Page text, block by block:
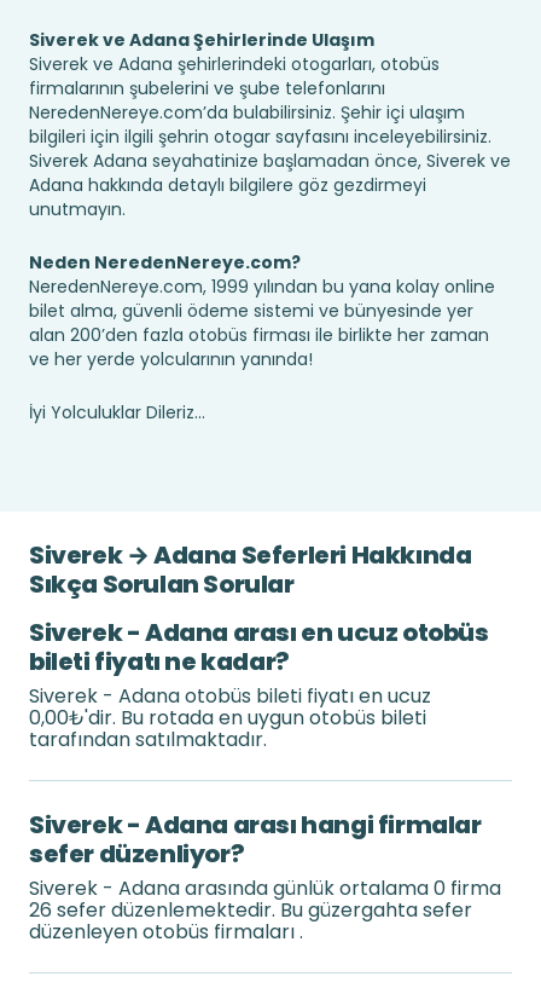
Siverek ve Adana Şehirlerinde Ulaşım
Siverek ve Adana şehirlerindeki otogarları, otobüs
firmalarının şubelerini ve şube telefonlarını
NeredenNereye.com’da bulabilirsiniz. Şehir içi ulaşım
bilgileri için ilgili şehrin otogar sayfasını inceleyebilirsiniz.
Siverek Adana seyahatinize başlamadan önce, Siverek ve
Adana hakkında detaylı bilgilere göz gezdirmeyi
unutmayın.
Neden NeredenNereye.com?
NeredenNereye.com, 1999 yılından bu yana kolay online
bilet alma, güvenli ödeme sistemi ve bünyesinde yer
alan 200’den fazla otobüs firması ile birlikte her zaman
ve her yerde yolcularının yanında!
İyi Yolculuklar Dileriz...
Siverek → Adana Seferleri Hakkında
Sıkça Sorulan Sorular
Siverek - Adana arası en ucuz otobüs
bileti fiyatı ne kadar?
Siverek - Adana otobüs bileti fiyatı en ucuz
0,00₺'dir. Bu rotada en uygun otobüs bileti
tarafından satılmaktadır.
Siverek - Adana arası hangi firmalar
sefer düzenliyor?
Siverek - Adana arasında günlük ortalama 0 firma
26 sefer düzenlemektedir. Bu güzergahta sefer
düzenleyen otobüs firmaları .